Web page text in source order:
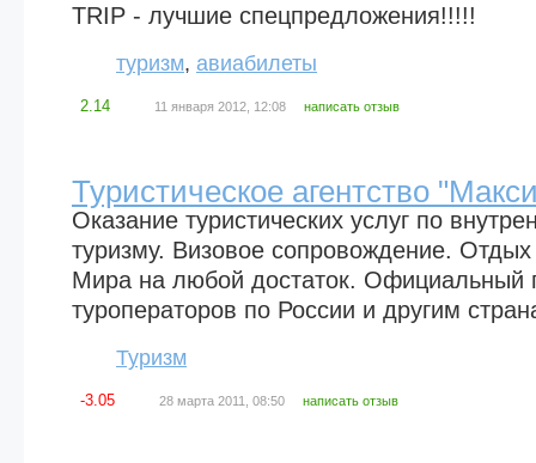
TRIP - лучшие спецпредложения!!!!!
туризм, авиабилеты
2.14 11 января 2012, 12:08 написать отзыв
Туристическое агентство
Оказание туристических услуг по
туризму. Визовое сопровождение.
Мира на любой достаток. Официальный
туроператоров по России и другим
Туризм
-3.05 28 марта 2011, 08:50 написать отзыв